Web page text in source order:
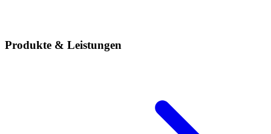
Produkte & Leistungen